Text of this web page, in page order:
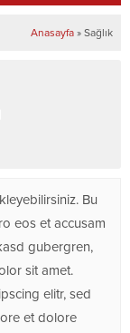
Anasayfa » Sağlık
Bu
eos et accusam
gubergren,
sit amet.
elitr, sed
et dolore